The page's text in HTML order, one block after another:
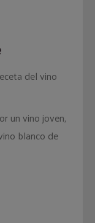
del vino
un vino joven,
blanco de